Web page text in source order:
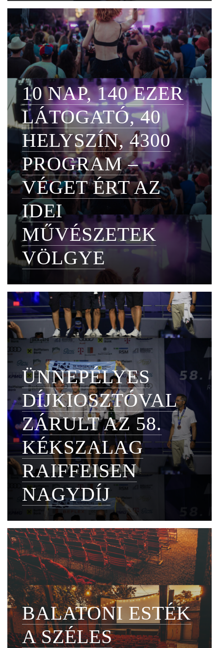
10 NAP, 140 EZER
LÁTOGATÓ, 40
HELYSZÍN, 4300
PROGRAM –
VÉGET ÉRT AZ
IDEI
MŰVÉSZETEK
VÖLGYE
ÜNNEPÉLYES
DÍJKIOSZTÓVAL
ZÁRULT AZ 58.
KÉKSZALAG
RAIFFEISEN
NAGYDÍJ
BALATONI ESTÉK
A SZÉLES